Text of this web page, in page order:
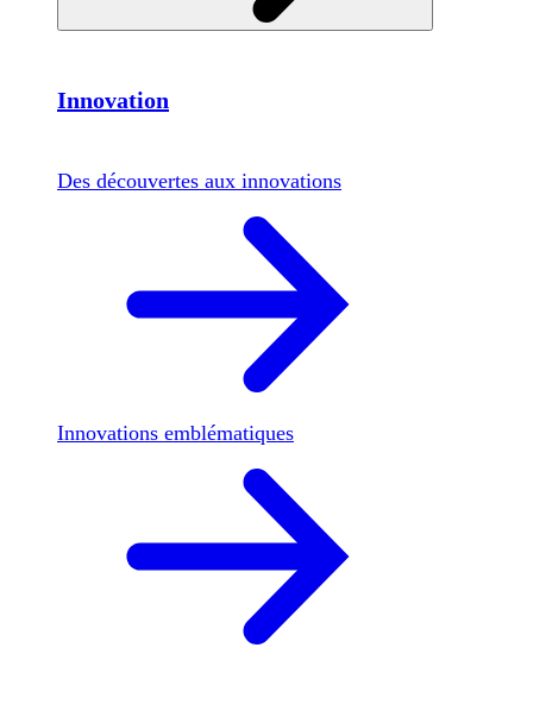
Innovation
Des découvertes aux innovations
Innovations emblématiques